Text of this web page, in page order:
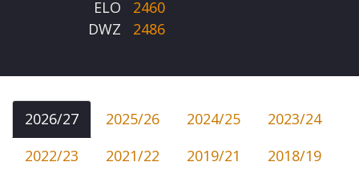
ELO
2460
DWZ
2486
2026/27 2025/26 2024/25
2023/24
2022/23
2021/22 2019/21
2018/19